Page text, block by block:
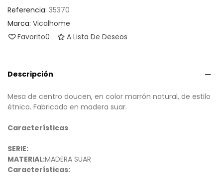
Referencia: 35370
Marca: Vicalhome
Favorito0 A Lista De Deseos
Descripción
Mesa de centro doucen, en color marrón natural, de estilo
étnico. Fabricado en madera suar.
Características
SERIE:
MATERIAL:MADERA SUAR
Características: